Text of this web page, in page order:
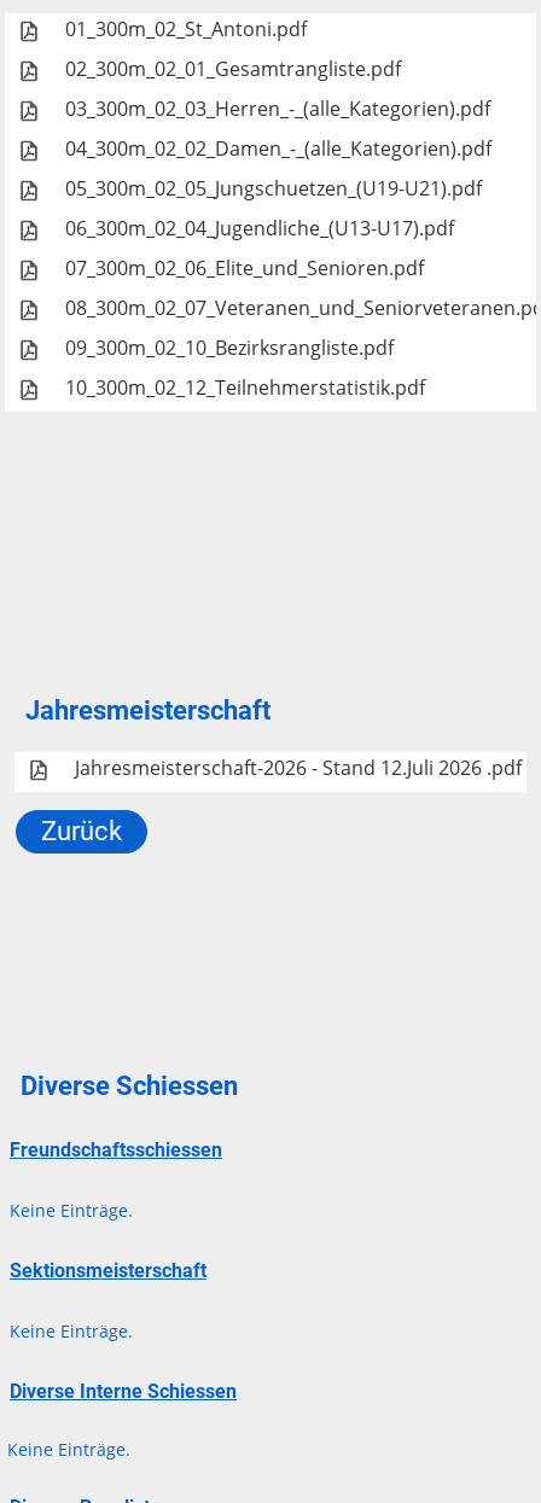
01_300m_02_St_Antoni.pdf
02_300m_02_01_Gesamtrangliste.pdf
03_300m_02_03_Herren_-_(alle_Kategorien).pdf
04_300m_02_02_Damen_-_(alle_Kategorien).pdf
05_300m_02_05_Jungschuetzen_(U19-U21).pdf
06_300m_02_04_Jugendliche_(U13-U17).pdf
07_300m_02_06_Elite_und_Senioren.pdf
09_300m_02_10_Bezirksrangliste.pdf
10_300m_02_12_Teilnehmerstatistik.pdf
Jahresmeisterschaft
Jahresmeisterschaft-2026 - Stand 12.Juli 2026 .pdf
Zurück
Diverse Schiessen
Freundschaftsschiessen
Keine Einträge.
Sektionsmeisterschaft
Keine Einträge.
Diverse Interne Schiessen
Keine Einträge.